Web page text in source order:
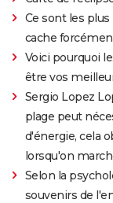
Ce sont les plus
cache
Voici pourquoi
être vos
Sergio Lopez
plage peut
d'énergie, cela
lorsqu'on
Selon la
souvenirs de